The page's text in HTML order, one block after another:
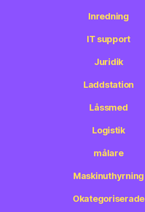
Inredning
IT support
Juridik
Laddstation
Låssmed
Logistik
målare
Maskinuthyrning
Okategoriserade